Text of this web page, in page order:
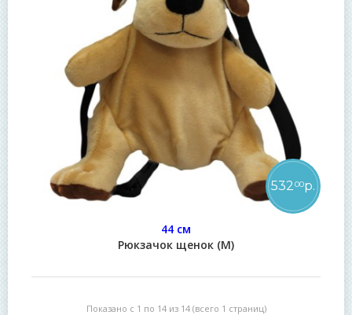
44 см
Рюкзачок щенок (М)
53200р.
Показано с 1 по 14 из 14 (всего 1 страниц)